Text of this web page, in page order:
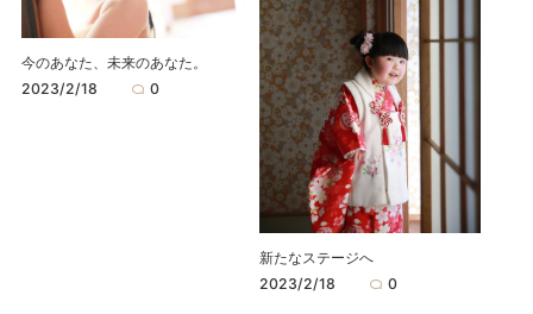
今のあなた、未来のあなた。
2023/2/18
0
新たなステージへ
2023/2/18
0